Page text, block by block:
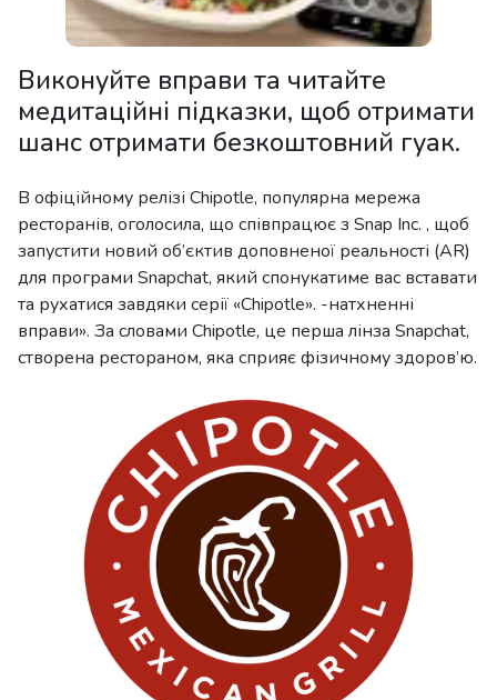
Виконуйте вправи та читайте
медитаційні підказки, щоб отримати
шанс отримати безкоштовний гуак.
В офіційному релізі Chipotle, популярна мережа
ресторанів, оголосила, що співпрацює з Snap Inc. , щоб
запустити новий об’єктив доповненої реальності (AR)
для програми Snapchat, який спонукатиме вас вставати
та рухатися завдяки серії «Chipotle». -натхненні
вправи». За словами Chipotle, це перша лінза Snapchat,
створена рестораном, яка сприяє фізичному здоров’ю.